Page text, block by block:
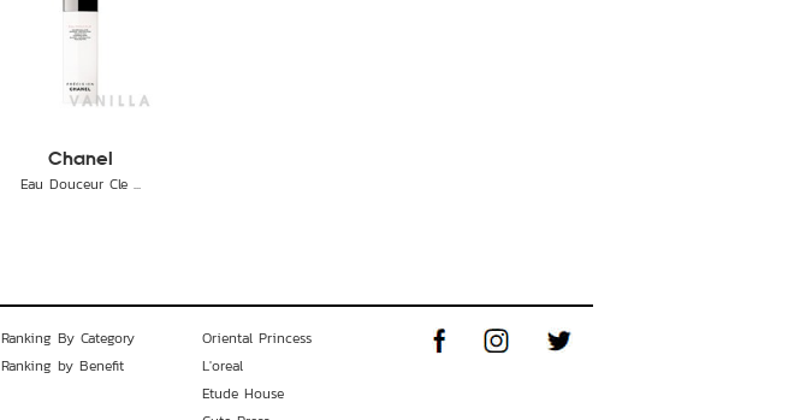
Chanel
Eau Douceur Cle ...
Ranking By Category
Ranking by Benefit
Oriental Princess
L'oreal
Etude House